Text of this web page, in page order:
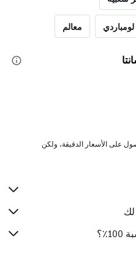
معالم
لك